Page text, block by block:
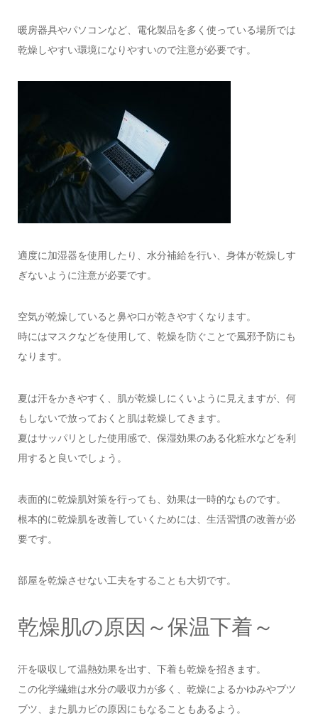
暖房器具やパソコンなど、電化製品を多く使っている場所では
乾燥しやすい環境になりやすいので注意が必要です。
適度に加湿器を使用したり、水分補給を行い、身体が乾燥しす
ぎないように注意が必要です。
空気が乾燥していると鼻や口が乾きやすくなります。
時にはマスクなどを使用して、乾燥を防ぐことで風邪予防にも
なります。
夏は汗をかきやすく、肌が乾燥しにくいように見えますが、何
もしないで放っておくと肌は乾燥してきます。
夏はサッパリとした使用感で、保湿効果のある化粧水などを利
用すると良いでしょう。
表面的に乾燥肌対策を行っても、効果は一時的なものです。
根本的に乾燥肌を改善していくためには、生活習慣の改善が必
要です。
部屋を乾燥させない工夫をすることも大切です。
乾燥肌の原因～保温下着～
汗を吸収して温熱効果を出す、下着も乾燥を招きます。
この化学繊維は水分の吸収力が多く、乾燥によるかゆみやブツ
ブツ、また肌カビの原因にもなることもあるよう。